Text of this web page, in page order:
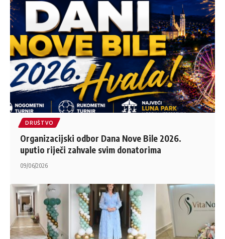
DRUŠTVO
Organizacijski odbor Dana Nove Bile 2026.
uputio riječi zahvale svim donatorima
09/06/2026